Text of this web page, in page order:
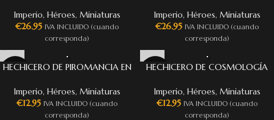
Imperio, Héroes, Miniaturas
€26.95 IVA INCLUIDO (cuando
corresponda)
Imperio, Héroes, Miniaturas
€26.95 IVA INCLUIDO (cuando
corresponda)
HECHICERO DE PIROMANCIA EN
Imperio, Héroes, Miniaturas
€12.95 IVA INCLUIDO (cuando
corresponda)
HECHICERO DE COSMOLOGÍA
Imperio, Héroes, Miniaturas
€12.95 IVA INCLUIDO (cuando
corresponda)